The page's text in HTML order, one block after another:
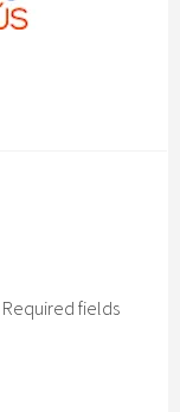
Required fields